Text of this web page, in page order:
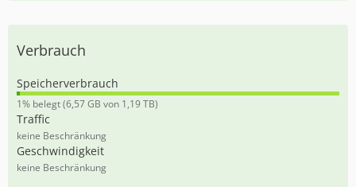
Verbrauch
Speicherverbrauch
0
,
5
5
%
1% belegt (6,57 GB von 1,19 TB)
Traffic
keine Beschränkung
Geschwindigkeit
keine Beschränkung